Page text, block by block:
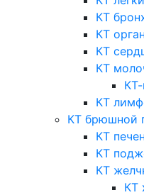
КТ
КТ
КТ
КТ
КТ
КТ брюшной
КТ
КТ
КТ
КТ